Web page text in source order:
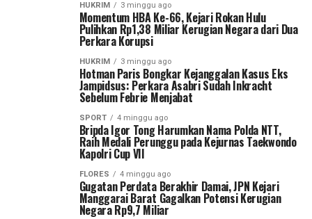
HUKRIM 3 minggu ago
Momentum HBA Ke-66, Kejari Rokan Hulu
Pulihkan Rp1,38 Miliar Kerugian Negara dari Dua
Perkara Korupsi
HUKRIM 3 minggu ago
Hotman Paris Bongkar Kejanggalan Kasus Eks
Jampidsus: Perkara Asabri Sudah Inkracht
Sebelum Febrie Menjabat
SPORT 4 minggu ago
Bripda Igor Tong Harumkan Nama Polda NTT,
Raih Medali Perunggu pada Kejurnas Taekwondo
Kapolri Cup VII
FLORES 4 minggu ago
Gugatan Perdata Berakhir Damai, JPN Kejari
Manggarai Barat Gagalkan Potensi Kerugian
Negara Rp9,7 Miliar